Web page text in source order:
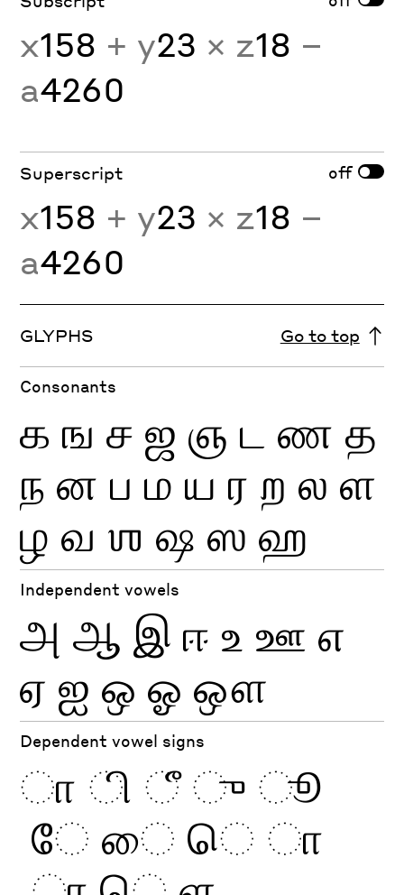
x158 + y23 × z18 −
a4260
Superscript off
x158 + y23 × z18 −
a4260
GLYPHS Go to top
Consonants
க ங ச ஜ ஞ ட ண த
ந ன ப ம ய ர ற ல ள
ழ வ ஶ ஷ ஸ ஹ
Independent vowels
அ ஆ இ ஈ உ ஊ எ
ஏ ஐ ஒ ஓ ஔ
Dependent vowel signs
ா